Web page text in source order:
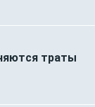
траты